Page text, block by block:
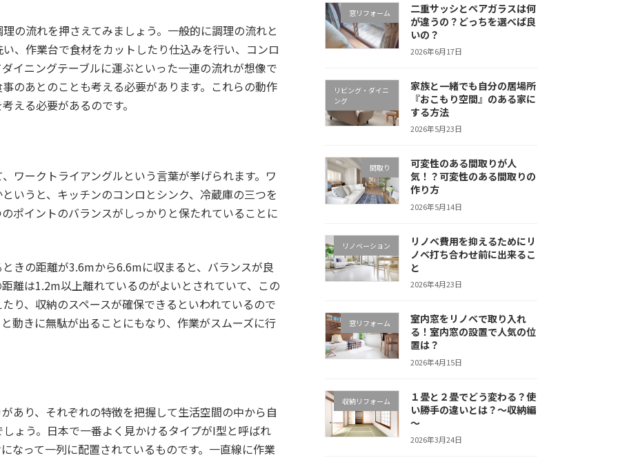
の流れを押さえてみましょう。一般的に調理の流れと
、作業台で食材をカットしたり仕込みを行い、コンロ
イニングテーブルに運ぶといった一連の流れが想像で
のあとのことも考える必要があります。これらの動作
える必要があるのです。
ワークトライアングルという言葉が挙げられます。ワ
いうと、キッチンのコンロとシンク、冷蔵庫の三つを
ポイントのバランスがしっかりと保たれていることに
きの距離が3.6mから6.6mに収まると、バランスが良
離は1.2m以上離れているのがよいとされていて、この
り、収納のスペースが確保できるといわれているので
動きに無駄が出ることにもなり、作業がスムーズに行
あり、それぞれの特徴を把握して生活空間の中から自
ょう。日本で一番よく見かけるタイプがI型と呼ばれ
なって一列に配置されているものです。一直線に作業
窓リフォーム
二重サッシとペアガラスは何
が違うの？どっちを選べば良
いの？
2026年6月17日
リビング・ダイニ
ング
家族と一緒でも自分の居場所
『おこもり空間』のある家に
する方法
2026年5月23日
間取り
可変性のある間取りが人
気！？可変性のある間取りの
作り方
2026年5月14日
リノベーション
リノベ費用を抑えるためにリ
ノベ打ち合わせ前に出来るこ
と
2026年4月23日
窓リフォーム
室内窓をリノベで取り入れ
る！室内窓の設置で人気の位
置は？
2026年4月15日
収納リフォーム
１畳と２畳でどう変わる？使
い勝手の違いとは？～収納編
～
2026年3月24日